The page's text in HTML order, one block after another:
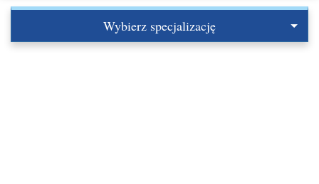
Wybierz specjalizację